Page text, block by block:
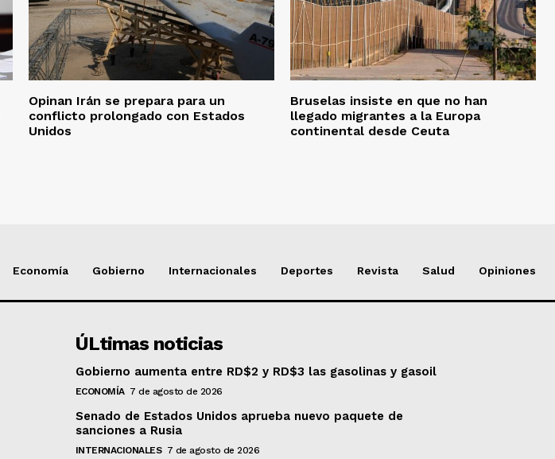
Opinan Irán se prepara para un
conflicto prolongado con Estados
Unidos
Bruselas insiste en que no han
llegado migrantes a la Europa
continental desde Ceuta
Economía Gobierno Internacionales Deportes Revista Salud Opiniones
ÚLtimas noticias
Gobierno aumenta entre RD$2 y RD$3 las gasolinas y gasoil
ECONOMÍA 7 de agosto de 2026
Senado de Estados Unidos aprueba nuevo paquete de
sanciones a Rusia
INTERNACIONALES 7 de agosto de 2026